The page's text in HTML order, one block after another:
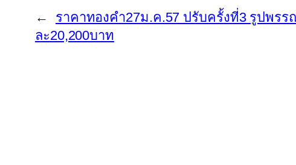
←
ราคาทองคำ27ม.ค.57 ปรับครั้งที่3 รูปพร
ละ20,200บาท